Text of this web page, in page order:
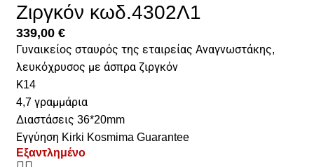
Ζιργκόν κωδ.4302Λ1
339,00 €
Γυναικείος σταυρός της εταιρείας Αναγνωστάκης,
λευκόχρυσος με άσπρα ζιργκόν
Κ14
4,7 γραμμάρια
Διαστάσεις 36*20mm
Εγγύηση Kirki Kosmima Guarantee
Εξαντλημένο